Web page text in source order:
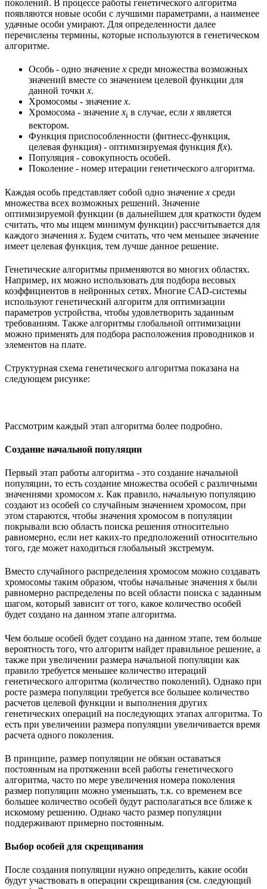
поколений. В процессе работы генетического алгоритма
появляются новые особи с лучшими параметрами, а наименее
удачные особи умирают. Для определенности далее
перечислены термины, которые используются в генетическом
алгоритме.
Особь - одно значение x среди множества возможных
значений вместе со значением целевой функции для
данной точки x.
Хромосомы - значение x.
Хромосома - значение xi в случае, если x является
вектором.
Функция приспособленности (фитнесс-функция,
целевая функция) - оптимизируемая функция f(x).
Популяция - совокупность особей.
Поколение - номер итерации генетического алгоритма.
Каждая особь представляет собой одно значение x среди
множества всех возможных решений. Значение
оптимизируемой функции (в дальнейшем для краткости будем
считать, что мы ищем минимум функции) рассчитывается для
каждого значения x. Будем считать, что чем меньшее значение
имеет целевая функция, тем лучше данное решение.
Генетические алгоритмы применяются во многих областях.
Например, их можно использовать для подбора весовых
коэффициентов в нейронных сетях. Многие CAD-системы
используют генетический алгоритм для оптимизации
параметров устройства, чтобы удовлетворить заданным
требованиям. Также алгоритмы глобальной оптимизации
можно применять для подбора расположения проводников и
элементов на плате.
Структурная схема генетического алгоритма показана на
следующем рисунке:
Рассмотрим каждый этап алгоритма более подробно.
Создание начальной популяции
Первый этап работы алгоритма - это создание начальной
популяции, то есть создание множества особей с различными
значениями хромосом x. Как правило, начальную популяцию
создают из особей со случайным значением хромосом, при
этом стараются, чтобы значения хромосом в популяции
покрывали всю область поиска решения относительно
равномерно, если нет каких-то предположений относительно
того, где может находиться глобальный экстремум.
Вместо случайного распределения хромосом можно создавать
хромосомы таким образом, чтобы начальные значения x были
равномерно распределены по всей области поиска с заданным
шагом, который зависит от того, какое количество особей
будет создано на данном этапе алгоритма.
Чем больше особей будет создано на данном этапе, тем больше
вероятность того, что алгоритм найдет правильное решение, а
также при увеличении размера начальной популяции как
правило требуется меньшее количество итераций
генетического алгоритма (количество поколений). Однако при
росте размера популяции требуется все большее количество
расчетов целевой функции и выполнения других
генетических операций на последующих этапах алгоритма. То
есть при увеличении размера популяции увеличивается время
расчета одного поколения.
В принципе, размер популяции не обязан оставаться
постоянным на протяжении всей работы генетического
алгоритма, часто по мере увеличения номера поколения
размер популяции можно уменьшать, т.к. со временем все
большее количество особей будут располагаться все ближе к
искомому решению. Однако часто размер популяции
поддерживают примерно постоянным.
Выбор особей для скрещивания
После создания популяции нужно определить, какие особи
будут участвовать в операции скрещивания (см. следующий